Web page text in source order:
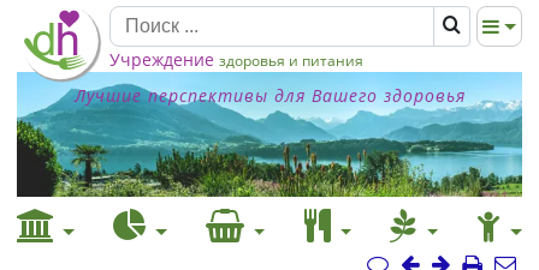
Учреждение здоровья и питания
Лучшие перспективы для Вашего здоровья